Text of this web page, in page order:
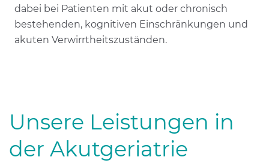
dabei bei Patienten mit akut oder chronisch
bestehenden, kognitiven Einschränkungen und
akuten Verwirrtheitszuständen.
Unsere Leistungen in
der Akutgeriatrie